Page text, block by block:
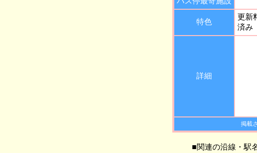
特色
更新
済み
詳細
掲載
■関連の沿線・駅